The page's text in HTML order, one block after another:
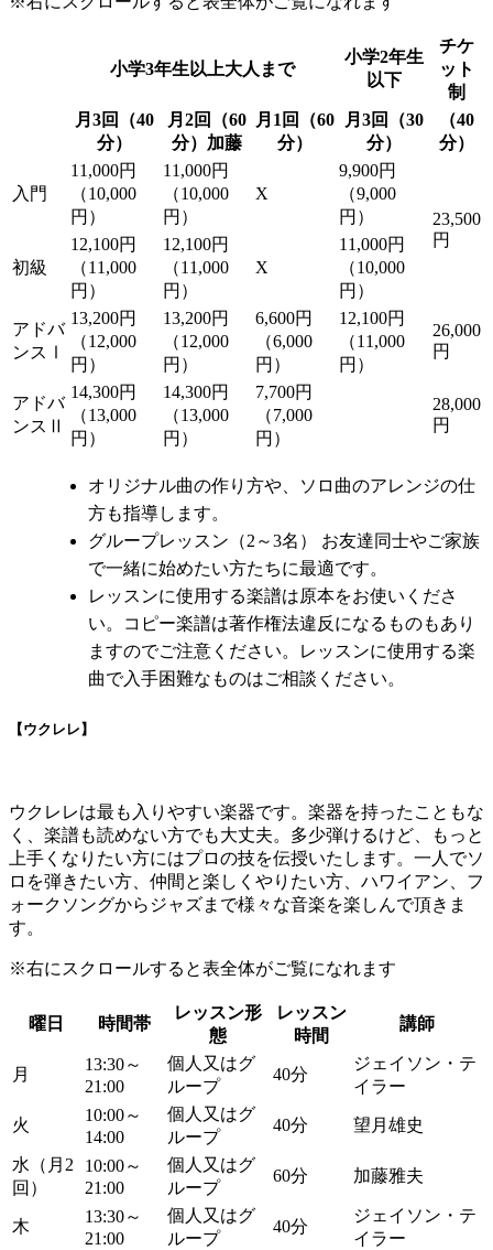
小学3年生以上大人まで
小学2年生
以下
チケ
ット
制
月3回（40
分）
月2回（60
分）加藤
月1回（60
分）
月3回（30
分）
（40
分）
入門
11,000円
（10,000
円）
11,000円
（10,000
円）
X
9,900円
（9,000
円）
23,500
円
初級
12,100円
（11,000
円）
12,100円
（11,000
円）
X
11,000円
（10,000
円）
アドバ
ンスⅠ
13,200円
（12,000
円）
13,200円
（12,000
円）
6,600円
（6,000
円）
12,100円
（11,000
円）
26,000
円
アドバ
ンスⅡ
14,300円
（13,000
円）
14,300円
（13,000
円）
7,700円
（7,000
円）
28,000
円
オリジナル曲の作り方や、ソロ曲のアレンジの仕
方も指導します。
グループレッスン（2～3名） お友達同士やご家族
で一緒に始めたい方たちに最適です。
レッスンに使用する楽譜は原本をお使いくださ
い。コピー楽譜は著作権法違反になるものもあり
ますのでご注意ください。レッスンに使用する楽
曲で入手困難なものはご相談ください。
【ウクレレ】
ウクレレは最も入りやすい楽器です。楽器を持ったこともな
く、楽譜も読めない方でも大丈夫。多少弾けるけど、もっと
上手くなりたい方にはプロの技を伝授いたします。一人でソ
ロを弾きたい方、仲間と楽しくやりたい方、ハワイアン、フ
ォークソングからジャズまで様々な音楽を楽しんで頂きま
す。
※右にスクロールすると表全体がご覧になれます
曜日 時間帯
レッスン形
態
レッスン
時間
講師
月
13:30～
21:00
個人又はグ
ループ
40分
ジェイソン・テ
イラー
火
10:00～
14:00
個人又はグ
ループ
40分 望月雄史
水（月2
回）
10:00～
21:00
個人又はグ
ループ
60分 加藤雅夫
木
13:30～
21:00
個人又はグ
ループ
40分
ジェイソン・テ
イラー